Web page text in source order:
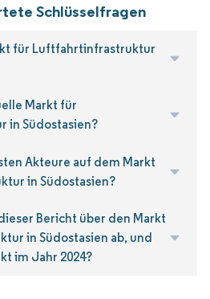
Schlüsselfragen
für Luftfahrtinfrastruktur
Markt für
in Südostasien?
Akteure auf dem Markt
in Südostasien?
Bericht über den Markt
in Südostasien ab, und
im Jahr 2024?